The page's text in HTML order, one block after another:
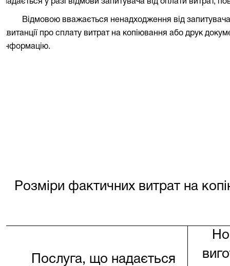
надається у разі відмови запитувача від оплати витрат,
Відмовою вважається ненадходження від
квитанції про сплату витрат на копіювання або друк
інформацію.
Розміри фактичних витрат на
Послуга, що надається